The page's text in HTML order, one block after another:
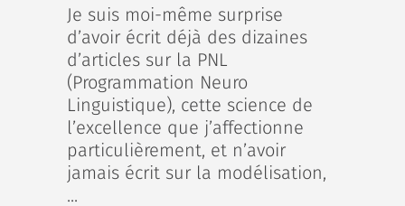
Je suis moi-même surprise
d’avoir écrit déjà des dizaines
d’articles sur la PNL
(Programmation Neuro
Linguistique), cette science de
l’excellence que j’affectionne
particulièrement, et n’avoir
jamais écrit sur la modélisation,